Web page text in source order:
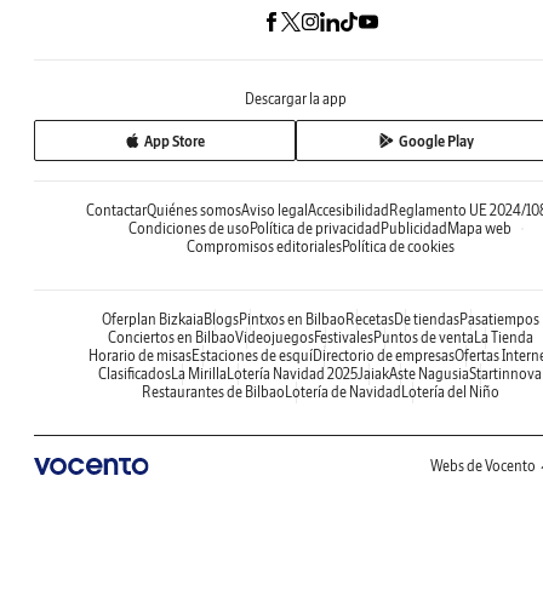
Descargar la app
App Store Google Play
ContactarQuiénes somosAviso legal Accesibilidad Reglamento UE 2024/
Condiciones de uso Política de privacidad Publicidad Mapa web
Compromisos editorialesPolítica de cookies
Oferplan Bizkaia BlogsPintxos en Bilbao RecetasDe tiendasPasatiempos
Conciertos en BilbaoVideojuegosFestivalesPuntos de venta La Tienda
Horario de misasEstaciones de esquíDirectorio de empresasOfertas
ClasificadosLa Mirilla Lotería Navidad 2025JaiakAste NagusiaStartinnova
Restaurantes de Bilbao Lotería de Navidad Lotería del Niño
Webs de Vocento